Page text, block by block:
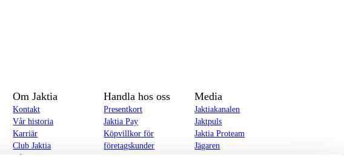
Om Jaktia
Kontakt
Vår historia
Karriär
Club Jaktia
Handla hos oss
Presentkort
Jaktia Pay
Köpvillkor för
företagskunder
Media
Jaktiakanalen
Jaktpuls
Jaktia Proteam
Jägaren